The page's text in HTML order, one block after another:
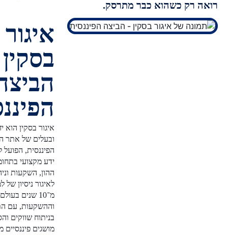
רק כשהוא כבר מתרסק.
איגור
בסקין -
הביצה
הפיננסית
איגור בסקין הוא יזם פיננסי
ובעלים של אתר הביצה
הפיננסית, הפועל להנגשת
ידע מקצועי בתחומי שוק
ההון, השקעות וניהול כסף.
לאיגור ניסיון של למעלה
מ־10 שנים בעולם הפיננסים
וההשקעות, עם התמחות
בניתוח שווקים והסברת
מושגים פיננסיים מורכבים